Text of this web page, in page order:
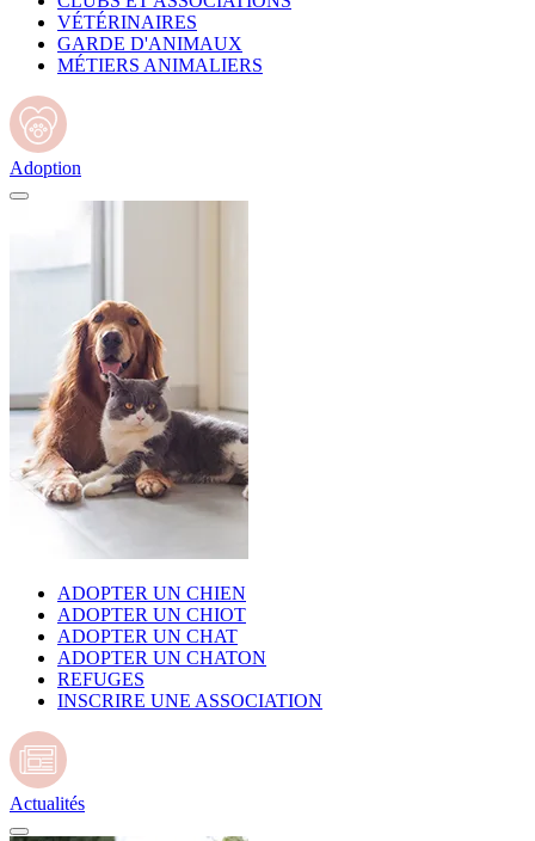
VÉTÉRINAIRES
GARDE D'ANIMAUX
MÉTIERS ANIMALIERS
Adoption
ADOPTER UN CHIEN
ADOPTER UN CHIOT
ADOPTER UN CHAT
ADOPTER UN CHATON
REFUGES
INSCRIRE UNE ASSOCIATION
Actualités